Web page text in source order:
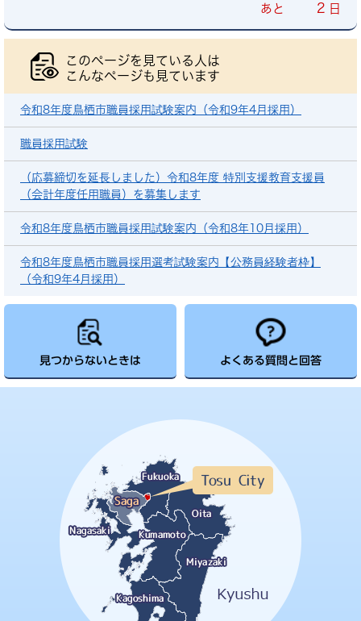
あと 2 日
このページを見ている人は
こんなページも見ています
令和8年度鳥栖市職員採用試験案内（令和9年4月採用）
職員採用試験
（応募締切を延長しました）令和8年度 特別支援教育支援員
（会計年度任用職員）を募集します
令和8年度鳥栖市職員採用試験案内（令和8年10月採用）
令和8年度鳥栖市職員採用選考試験案内【公務員経験者枠】
（令和9年4月採用）
見つからないときは よくある質問と回答